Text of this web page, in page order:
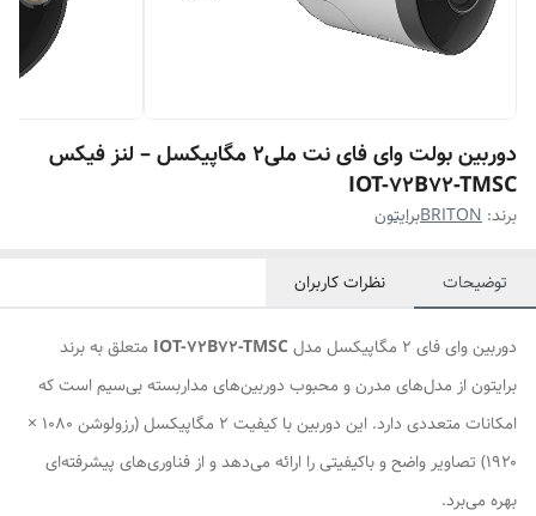
دوربین بولت وای فای نت ملی۲ مگاپیکسل – لنز فیکس
IOT-72B72-TMSC
برند: BRITONبرایتون
توضیحات نظرات کاربران
دوربین وای فای ۲ مگاپیکسل مدل IOT-72B72-TMSC متعلق به برند
برایتون از مدل‌های مدرن و محبوب دوربین‌های مداربسته بی‌سیم است که
امکانات متعددی دارد. این دوربین با کیفیت ۲ مگاپیکسل (رزولوشن ۱۰۸۰ ×
۱۹۲۰) تصاویر واضح و باکیفیتی را ارائه می‌دهد و از فناوری‌های پیشرفته‌ای
بهره می‌برد.